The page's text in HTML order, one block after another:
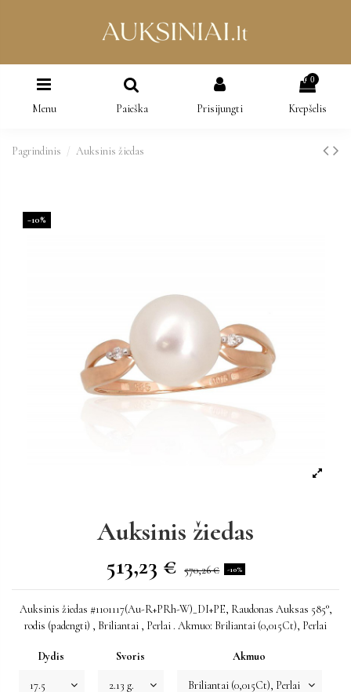
Menu Paieška Prisijungti
0
Krepšelis
Pagrindinis Auksinis žiedas
−10%
Auksinis žiedas
513,23 € 570,26 € -10%
Auksinis žiedas #1101117(Au-R+PRh-W)_DI+PE, Raudonas Auksas 585°,
rodis (padengti) , Briliantai , Perlai . Akmuo: Briliantai (0,015Ct), Perlai
Dydis Svoris Akmuo